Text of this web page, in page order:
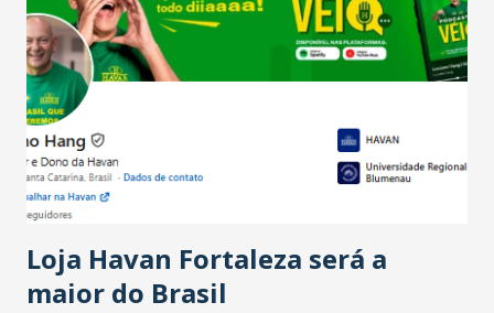
país tem a menor taxa de desemprego dos anos recentes.
Ainda segundo a Pesquisa, em novembro de 2025, 40% dos
bares e restaurantes operaram com lucro e outros 40%
registraram equilíbrio financeiro. Já o percentual de
estabelecimentos no prejuízo ficou em 19%, pouco abaixo
do observado no mês anterior. Outros 1% não existiam em
novembro. Em relação a outubro, o faturamento também
Loja Havan Fortaleza será a
maior do Brasil